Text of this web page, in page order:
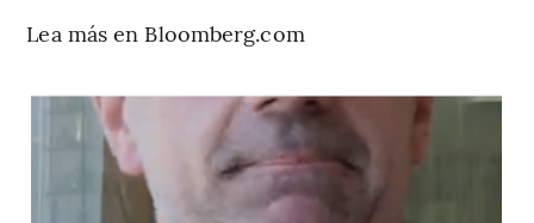
Lea más en Bloomberg.com